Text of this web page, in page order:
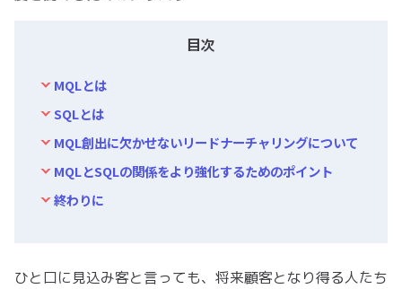
目次
MQLとは
SQLとは
MQL創出に欠かせないリードナーチャリングについて
MQLとSQLの関係をより強化するためのポイント
終わりに
ひと口に見込み客と言っても、将来顧客となり得る人たち